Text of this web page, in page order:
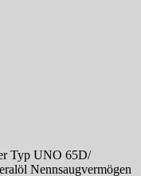
Typ UNO 65D/
Nennsaugvermögen